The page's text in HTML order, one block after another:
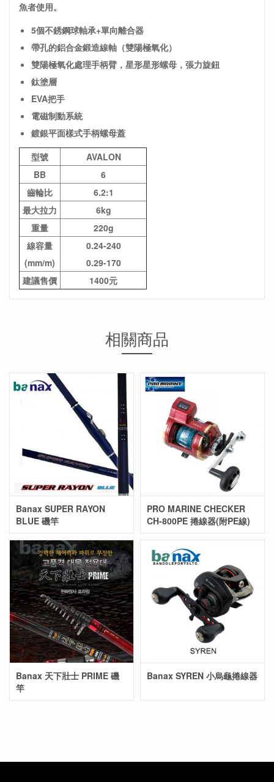
魚者使用。
5個不銹鋼球軸承+單向離合器
帶孔的鋁合金鍛造線軸（雙陽極氧化）
雙陽極氧化處理手柄臂，星形星形螺母，張力旋鈕
鈦塗層
EVA把手
電磁制動系統
鍍銀平面樣式手柄螺母蓋
型號
AVALON
BB
6
齒輪比
6.2:1
最大拉力
6kg
重量
220g
線容量
(mm/m)
0.24-240
0.29-170
建議售價
1400元
相關商品
Banax SUPER RAYON
BLUE 磯竿
PRO MARINE CHECKER
CH-800PE 捲線器(附PE線)
Banax 天下壯士 PRIME 磯
竿
Banax SYREN 小烏龜捲線器